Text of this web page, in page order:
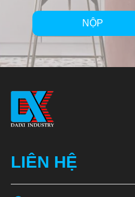
NỘP
Alternative:
LIÊN HỆ